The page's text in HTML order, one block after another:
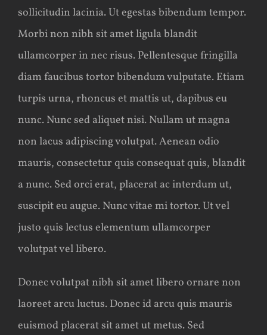
sollicitudin lacinia. Ut egestas bibendum tempor.
Morbi non nibh sit amet ligula blandit
ullamcorper in nec risus. Pellentesque fringilla
diam faucibus tortor bibendum vulputate. Etiam
turpis urna, rhoncus et mattis ut, dapibus eu
nunc. Nunc sed aliquet nisi. Nullam ut magna
non lacus adipiscing volutpat. Aenean odio
mauris, consectetur quis consequat quis, blandit
a nunc. Sed orci erat, placerat ac interdum ut,
suscipit eu augue. Nunc vitae mi tortor. Ut vel
justo quis lectus elementum ullamcorper
volutpat vel libero.
Donec volutpat nibh sit amet libero ornare non
laoreet arcu luctus. Donec id arcu quis mauris
euismod placerat sit amet ut metus. Sed